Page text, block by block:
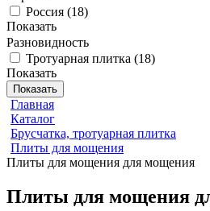
Россия (18)
Показать
Разновидность
Тротуарная плитка (18)
Показать
Показать
Главная
Каталог
Брусчатка, тротуарная плитка
Плиты для мощения
Плиты для мощения для мощения
Плиты для мощения